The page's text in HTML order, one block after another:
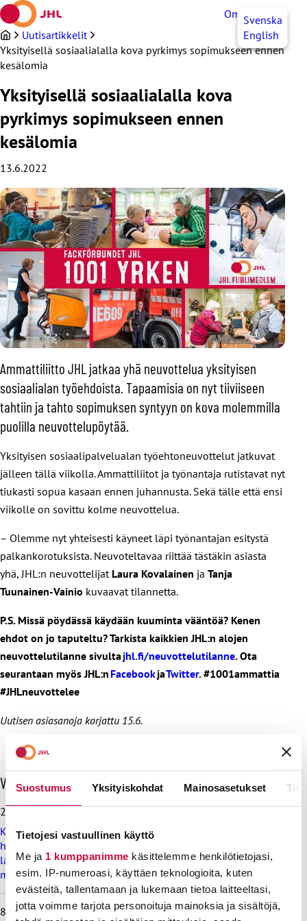
Suostumus Yksityiskohdat Mainosasetukset
Tietojesi vastuullinen käyttö
Me ja 1 kumppanimme käsittelemme henkilötietojasi,
esim. IP-numeroasi, käyttäen teknologioita, kuten
evästeitä, tallentamaan ja lukemaan tietoa laitteeltasi,
jotta voimme tarjota personoituja mainoksia ja sisältöjä,
Siirry
sisältöön
OmaJHLSvenska
English
Uutisartikkelit
Yksityisellä sosiaalialalla kova pyrkimys sopimukseen ennen
kesälomia
Yksityisellä sosiaalialalla kova
pyrkimys sopimukseen ennen
kesälomia
13.6.2022
Ammattiliitto JHL jatkaa yhä neuvottelua yksityisen
sosiaalialan työehdoista. Tapaamisia on nyt tiiviiseen
tahtiin ja tahto sopimuksen syntyyn on kova molemmilla
puolilla neuvottelupöytää.
Yksityisen sosiaalipalvelualan työehtoneuvottelut jatkuvat
jälleen tällä viikolla. Ammattiliitot ja työnantaja rutistavat nyt
tiukasti sopua kasaan ennen juhannusta. Sekä tälle että ensi
viikolle on sovittu kolme neuvottelua.
– Olemme nyt yhteisesti käyneet läpi työnantajan esitystä
palkankorotuksista. Neuvoteltavaa riittää tästäkin asiasta
yhä, JHL:n neuvottelijat Laura Kovalainen ja Tanja
Tuunainen-Vainio kuvaavat tilannetta.
P.S. Missä pöydässä käydään kuuminta vääntöä? Kenen
ehdot on jo taputeltu? Tarkista kaikkien JHL:n alojen
neuvottelutilanne sivulta jhl.fi/neuvottelutilanne. Ota
seurantaan myös JHL:n FacebookjaTwitter. #1001ammattia
#JHLneuvottelee
Uutisen asiasanoja korjattu 15.6.
O
h
i
t
a
v
i
i
i
Viimeisimmät uutiset
28.7.2026
Koulutus ja kasvatus pitää järjestää lasten ja nuorten
hyvinvoinnin ehdoilla – Ammattiliitto JHL on antanut
lausunnon koulujen ja oppilaitosten loma-aikoja koskevasta
muistioluonnoksesta
8.7.2026